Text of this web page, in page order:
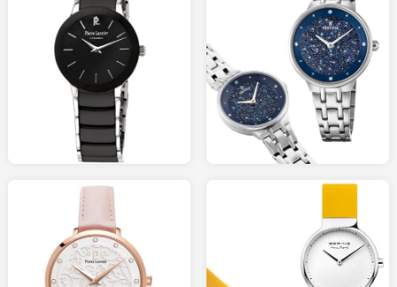
179.00
MONTREANDCO.com
109.00
HISTOIREDOR.com